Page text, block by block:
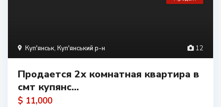
12
Куп'янськ, Куп'янський р-н
Продается 2х комнатная квартира в
смт купянс...
$ 11,000